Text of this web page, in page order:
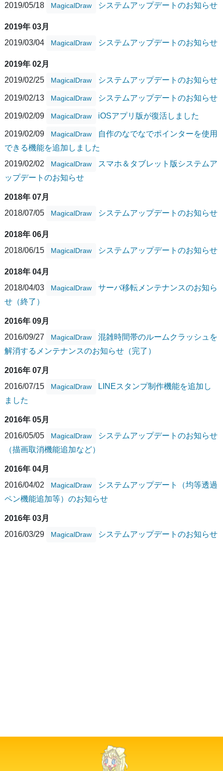
2019/05/18 MagicalDraw システムアップデートのお知らせ
2019年 03月
2019/03/04
MagicalDraw システムアップデートのお知らせ
2019年 02月
2019/02/25
MagicalDraw システムアップデートのお知らせ
2019/02/13 MagicalDraw システムアップデートのお知らせ
2019/02/09 MagicalDraw iOSアプリ版が復活しました
2019/02/09 MagicalDraw
自作のなでなでポインターを使用
できる機能を追加しました
2019/02/02
MagicalDraw
スマホ＆タブレット版システムア
ップデートのお知らせ
2018年 07月
2018/07/05
MagicalDraw システムアップデートのお知らせ
2018年 06月
2018/06/15
MagicalDraw システムアップデートのお知らせ
2018年 04月
2018/04/03
MagicalDraw
サーバ移転メンテナンスのお知ら
せ（終了）
2016年 09月
2016/09/27
MagicalDraw
混雑時間帯のルームクラッシュを
解消するメンテナンスのお知らせ（完了）
2016年 07月
2016/07/15
MagicalDraw
LINEスタンプ制作機能を追加し
ました
2016年 05月
2016/05/05
MagicalDraw
システムアップデートのお知らせ
（描画取消機能追加など）
2016年 04月
2016/04/02
MagicalDraw
システムアップデート（均等透過
ペン機能追加等）のお知らせ
2016年 03月
2016/03/29
MagicalDraw システムアップデートのお知らせ